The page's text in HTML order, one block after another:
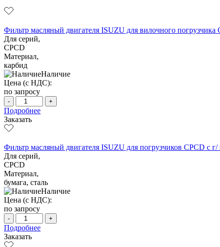
Фильтр масляный двигателя ISUZU для вилочного погрузчика
Для серий,
CPCD
Материал,
карбид
Наличие
Цена (с НДС):
по запросу
- +
Подробнее
Заказать
Фильтр масляный двигателя ISUZU для погрузчиков CPCD с г/
Для серий,
CPCD
Материал,
бумага, сталь
Наличие
Цена (с НДС):
по запросу
- +
Подробнее
Заказать